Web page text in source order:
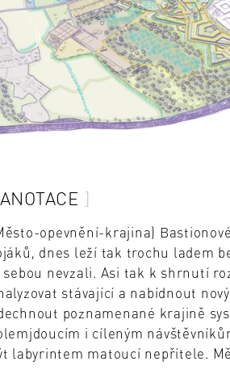
ANOTACE
opevnění-krajina)
dnes leží tak trochu ladem
sebou nevzali. Asi tak k shrnutí
stávající a nabídnout
poznamenané krajině
i cíleným
labyrintem matoucí nepřítele.